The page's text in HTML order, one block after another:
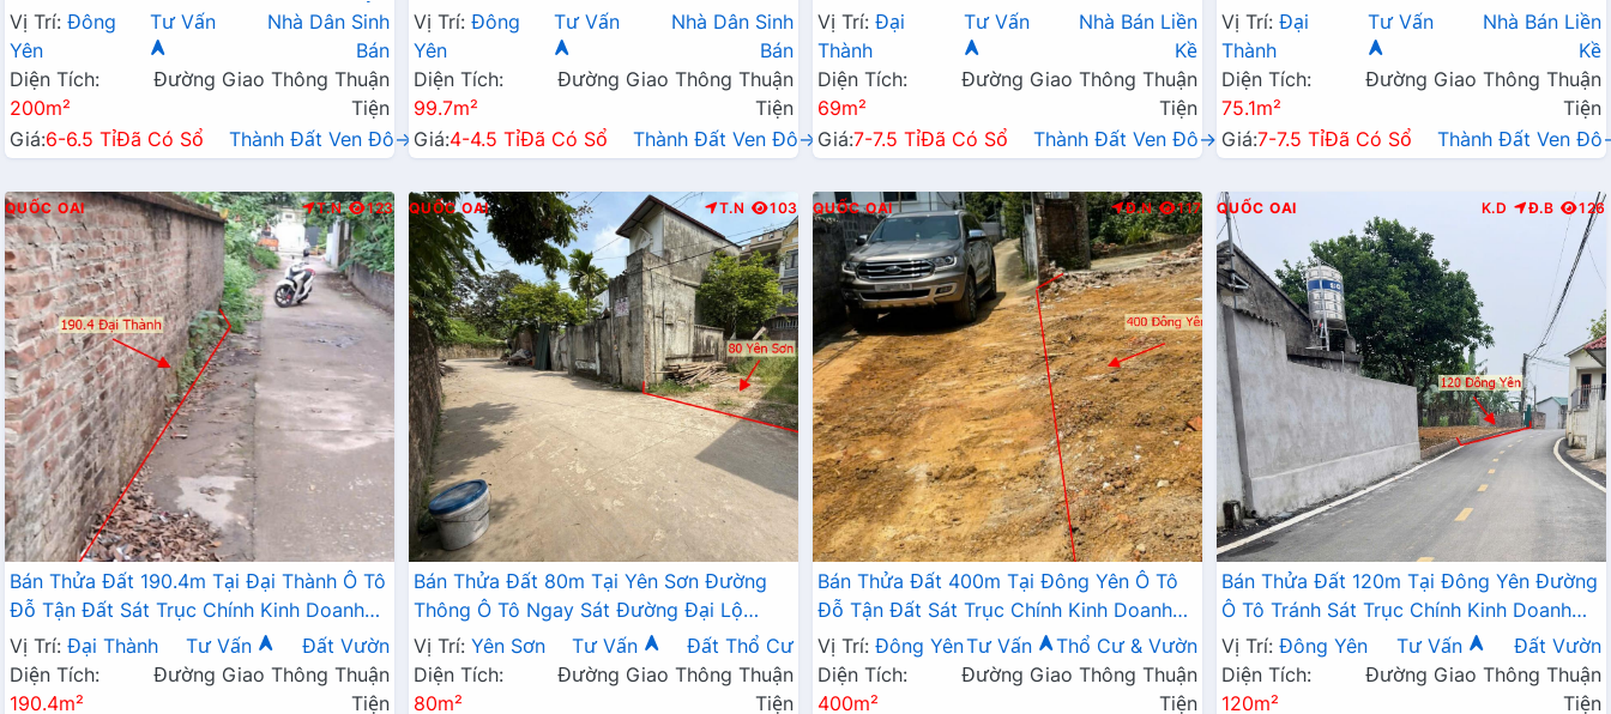
Sẵn Nhà 3 Tầng Chỉ Việc Xách Vali Về Ở
Giá Đầu Tư
Vị Trí: Đông
Yên
Tư Vấn
Nhà Dân Sinh
Bán
Diện Tích:
200m²
Đường Giao Thông Thuận
Tiện
Giá:6-6.5 TỉĐã Có Sổ Thành Đất Ven Đô→
TL421B
Vị Trí: Đông
Yên
Tư Vấn
Nhà Dân Sinh
Bán
Diện Tích:
99.7m²
Đường Giao Thông Thuận
Tiện
Giá:4-4.5 TỉĐã Có Sổ Thành Đất Ven Đô→
Kinh Doanh Liên Xã
Vị Trí: Đại
Thành
Tư Vấn
Nhà Bán Liền
Kề
Diện Tích:
69m²
Đường Giao Thông Thuận
Tiện
Giá:7-7.5 TỉĐã Có Sổ Thành Đất Ven Đô→
Kinh Doanh Liên Xã
Vị Trí: Đại
Thành
Tư Vấn
Nhà Bán Liền
Kề
Diện Tích:
75.1m²
Đường Giao Thông Thuận
Tiện
Giá:7-7.5 TỉĐã Có Sổ Thành Đất Ven
QUỐC OAI T.N 123
Bán Thửa Đất 190.4m Tại Đại Thành Ô Tô
Đỗ Tận Đất Sát Trục Chính Kinh Doanh
Liên Xã Cách Trường Học Các Cấp Chỉ
Vài Bước Chân
Vị Trí: Đại Thành Tư Vấn
Đất Vườn
Diện Tích:
190.4m²
Đường Giao Thông Thuận
Tiện
QUỐC OAI T.N 103
Bán Thửa Đất 80m Tại Yên Sơn Đường
Thông Ô Tô Ngay Sát Đường Đại Lộ
Thăng Long Gần Trường Học Các Cấp
Vị Trí: Yên Sơn Tư Vấn
Đất Thổ Cư
Diện Tích:
80m²
Đường Giao Thông Thuận
Tiện
QUỐC OAI Đ.N 117
Bán Thửa Đất 400m Tại Đông Yên Ô Tô
Đỗ Tận Đất Sát Trục Chính Kinh Doanh
Liên Xã Gần Trường Học Các Cấp
Vị Trí: Đông YênTư Vấn
Thổ Cư & Vườn
Diện Tích:
400m²
Đường Giao Thông Thuận
Tiện
QUỐC OAI K.D Đ.B 126
Bán Thửa Đất 120m Tại Đông Yên Đường
Ô Tô Tránh Sát Trục Chính Kinh Doanh
Liên Xã Giá Chỉ Hơn Tỷ
Vị Trí: Đông Yên Tư Vấn
Đất Vườn
Diện Tích:
120m²
Đường Giao Thông Thuận
Tiện